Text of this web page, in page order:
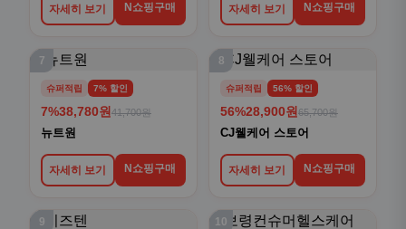
자세히 보기 N쇼핑구매 자세히 보기 N쇼핑구매
7
슈퍼적립 7% 할인
7%38,780원 41,700원
뉴트원
자세히 보기 N쇼핑구매
8
슈퍼적립 56% 할인
56%28,900원 65,700원
CJ웰케어 스토어
자세히 보기 N쇼핑구매
9 10